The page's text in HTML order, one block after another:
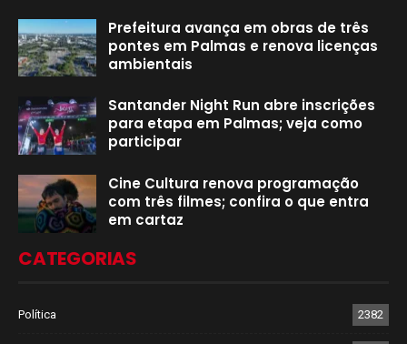
Prefeitura avança em obras de três
pontes em Palmas e renova licenças
ambientais
Santander Night Run abre inscrições
para etapa em Palmas; veja como
participar
Cine Cultura renova programação
com três filmes; confira o que entra
em cartaz
CATEGORIAS
Política 2382